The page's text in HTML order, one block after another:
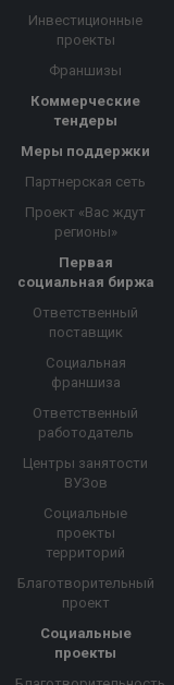
Инвестиционные
проекты
Франшизы
Коммерческие
тендеры
Меры поддержки
Партнерская сеть
Проект «Вас ждут
регионы»
Первая
социальная биржа
Ответственный
поставщик
Социальная
франшиза
Ответственный
работодатель
Центры занятости
ВУЗов
Социальные
проекты
территорий
Благотворительный
проект
Социальные
проекты